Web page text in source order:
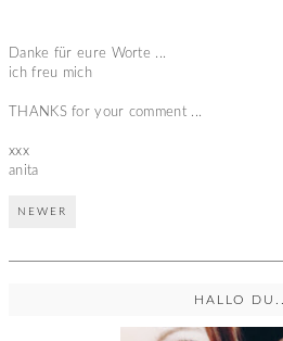
Danke für eure Worte ...
ich freu mich
THANKS for your comment ...
xxx
anita
NEWER
HALLO